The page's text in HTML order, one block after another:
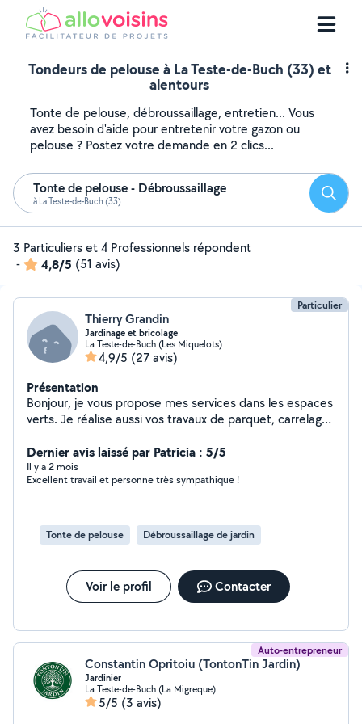
Tondeurs de pelouse à La Teste-de-Buch (33) et
alentours
Tonte de pelouse, débroussaillage, entretien... Vous
avez besoin d'aide pour entretenir votre gazon ou
pelouse ? Postez votre demande en 2 clics...
Tonte de pelouse - Débroussaillage
à La Teste-de-Buch (33)
3 Particuliers et 4 Professionnels répondent
-
4,8/5 (51 avis)
Particulier
Thierry Grandin
Jardinage et bricolage
La Teste-de-Buch (Les Miquelots)
4,9/5 (27 avis)
Présentation
Bonjour, je vous propose mes services dans les espaces
verts. Je réalise aussi vos travaux de parquet, carrelage,
Dernier avis laissé par Patricia : 5/5
Il y a 2 mois
Excellent travail et personne très sympathique !
Tonte de pelouse Débroussaillage de jardin
Voir le profil Contacter
Auto-entrepreneur
Constantin Opritoiu (TontonTin Jardin)
Jardinier
La Teste-de-Buch (La Migreque)
5/5 (3 avis)